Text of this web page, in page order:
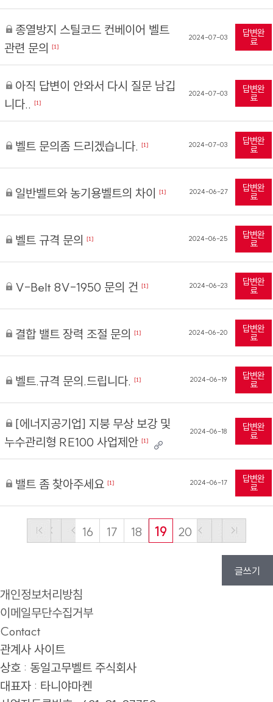
종열방지 스틸코드 컨베이어 벨트
관련 문의
[1]
2024-07-03 답변완
료
아직 답변이 안와서 다시 질문 남깁
니다..
[1]
2024-07-03 답변완
료
벨트 문의좀 드리겠습니다. [1] 2024-07-03 답변완
료
일반벨트와 농기용벨트의 차이 [1] 2024-06-27 답변완
료
벨트 규격 문의 [1] 2024-06-25 답변완
료
V-Belt 8V-1950 문의 건 [1] 2024-06-23 답변완
료
결합 밸트 장력 조절 문의 [1] 2024-06-20 답변완
료
벨트.규격 문의.드립니다. [1] 2024-06-19 답변완
료
[에너지공기업] 지붕 무상 보강 및
누수관리형 RE100 사업제안 [1]
2024-06-18 답변완
료
밸트 좀 찾아주세요 [1] 2024-06-17 답변완
료
16 17 18 19 20
글쓰기
개인정보처리방침
이메일무단수집거부
Contact
관계사 사이트
상호 : 동일고무벨트 주식회사
대표자 : 타니야마켄